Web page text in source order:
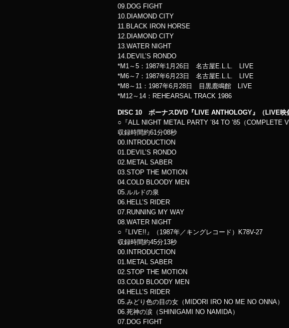
09.DOG FIGHT
10.DIAMOND CITY
11.BLACK IRON HORSE
12.DIAMOND CITY
13.WATER NIGHT
14.DEVIL’S RONDO
*M1～5：1987年1月26日 名古屋E.L.L. LIVE
*M6～7：1987年6月23日 名古屋E.L.L. LIVE
*M8～11：1987年6月28日 目黒鹿鳴館 LIVE
*M12～14：REHEARSAL TRACK 1986
DISC 10 ボーナスDVD『LIVE ANTHOLOGY』（LIVE
○『ALL NIGHT METAL PARTY ’84 TO ’85（
収録時間約61分08秒
00.INTRODUCTION
01.DEVIL’S RONDO
02.METAL SABER
03.STOP THE MOTION
04.COLD BLOODY MEN
05.ルルドの泉
06.HELL’S RIDER
07.RUNNING MY WAY
08.WATER NIGHT
○『LIVE!!』（1987年／キングレコード）K78V-27
収録時間約45分13秒
00.INTRODUCTION
01.METAL SABER
02.STOP THE MOTION
03.COLD BLOODY MEN
04.HELL’S RIDER
05.みどり色の目の女（MIDORI IRO NO ME NO ONNA）
06.死神の涙（SHINIGAMI NO NAMIDA）
07.DOG FIGHT